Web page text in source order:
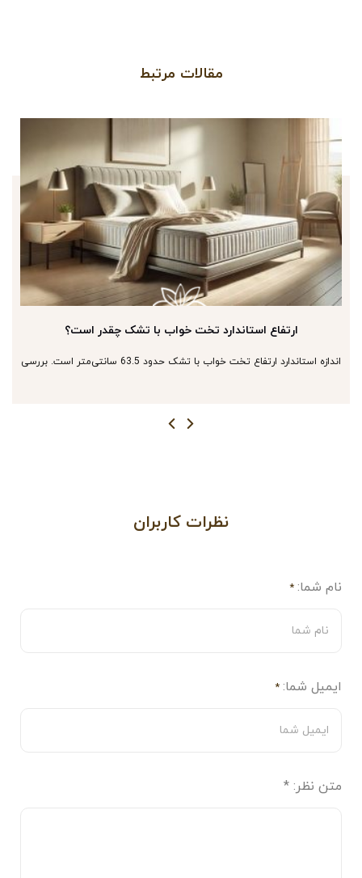
مقالات مرتبط
ارتفاع استاندارد تخت خواب با تشک چقدر است؟
اندازه استاندارد ارتفاع تخت خواب با تشک حدود 63.5 سانتی‌متر است. بررسی
نظرات کاربران
نام شما: *
ایمیل شما: *
متن نظر: *